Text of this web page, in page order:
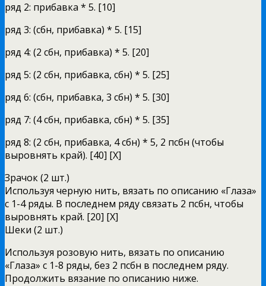
ряд 2: прибавка * 5. [10]
ряд 3: (сбн, прибавка) * 5. [15]
ряд 4: (2 сбн, прибавка) * 5. [20]
ряд 5: (2 сбн, прибавка, сбн) * 5. [25]
ряд 6: (сбн, прибавка, 3 сбн) * 5. [30]
ряд 7: (4 сбн, прибавка, сбн) * 5. [35]
ряд 8: (2 сбн, прибавка, 4 сбн) * 5, 2 псбн (чтобы
выровнять край). [40] [X]
Зрачок (2 шт.)
Используя черную нить, вязать по описанию «Глаза»
с 1-4 ряды. В последнем ряду связать 2 псбн, чтобы
выровнять край. [20] [X]
Шеки (2 шт.)
Используя розовую нить, вязать по описанию
«Глаза» с 1-8 ряды, без 2 псбн в последнем ряду.
Продолжить вязание по описанию ниже.